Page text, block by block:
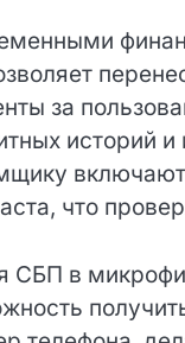
нагрузку
проценты